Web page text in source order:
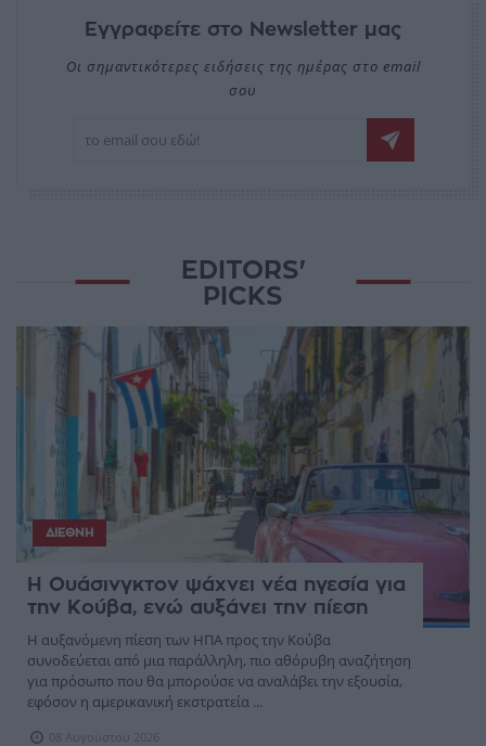
Εγγραφείτε στο Newsletter μας
Οι σημαντικότερες ειδήσεις της ημέρας στο email
σου
EDITORS'
PICKS
ΔΙΕΘΝΉ
Η Ουάσινγκτον ψάχνει νέα ηγεσία για
την Κούβα, ενώ αυξάνει την πίεση
Η αυξανόμενη πίεση των ΗΠΑ προς την Κούβα
συνοδεύεται από μια παράλληλη, πιο αθόρυβη αναζήτηση
για πρόσωπο που θα μπορούσε να αναλάβει την εξουσία,
εφόσον η αμερικανική εκστρατεία ...
08 Αυγούστου 2026